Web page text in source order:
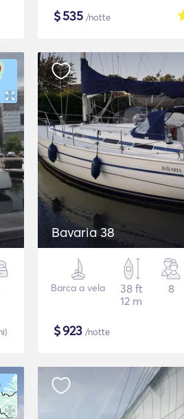
$535 /notte
)
Bavaria 38
Barca a vela
38 ft
12 m
8
$923 /notte